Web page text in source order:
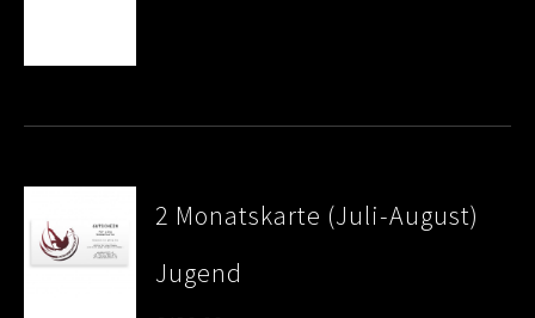
2 Monatskarte (Juli-August)
Jugend